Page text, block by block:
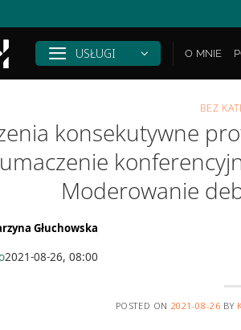
USŁUGI O MNIE
BEZ
konsekutywne
Moderowanie
Głuchowska
2021-08-26, 08:00
POSTED ON 2021-08-26 BY